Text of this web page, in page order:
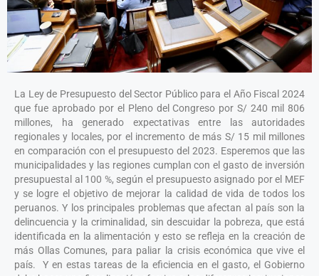
La Ley de Presupuesto del Sector Público para el Año Fiscal 2024
que fue aprobado por el Pleno del Congreso por S/ 240 mil 806
millones, ha generado expectativas entre las autoridades
regionales y locales, por el incremento de más S/ 15 mil millones
en comparación con el presupuesto del 2023. Esperemos que las
municipalidades y las regiones cumplan con el gasto de inversión
presupuestal al 100 %, según el presupuesto asignado por el MEF
y se logre el objetivo de mejorar la calidad de vida de todos los
peruanos. Y los principales problemas que afectan al país son la
delincuencia y la criminalidad, sin descuidar la pobreza, que está
identificada en la alimentación y esto se refleja en la creación de
más Ollas Comunes, para paliar la crisis económica que vive el
país. Y en estas tareas de la eficiencia en el gasto, el Gobierno